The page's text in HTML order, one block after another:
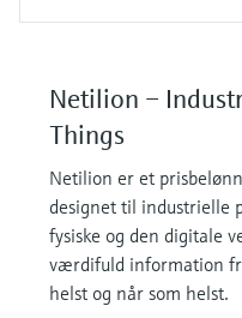
Netilion –
Things
Netilion er et
designet til industrielle
fysiske og den digitale
værdifuld information
helst og når som helst.